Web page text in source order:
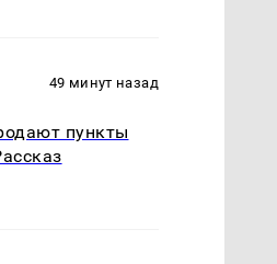
49 минут назад
пункты